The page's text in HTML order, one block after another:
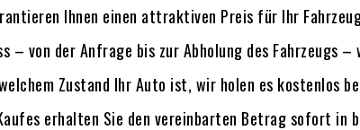
Ihnen einen attraktiven Preis für Ihr
– von der Anfrage bis zur Abholung des Fahrzeugs
Zustand Ihr Auto ist, wir holen es kostenlos
erhalten Sie den vereinbarten Betrag sofort in